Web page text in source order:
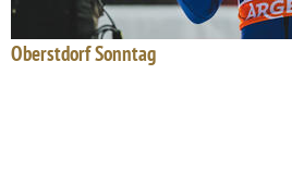
Oberstdorf Sonntag